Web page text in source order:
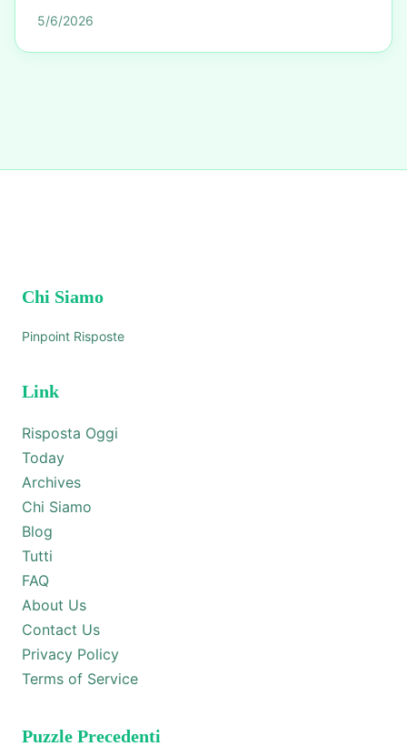
5/6/2026
Chi Siamo
Pinpoint Risposte
Link
Risposta Oggi
Today
Archives
Chi Siamo
Blog
Tutti
FAQ
About Us
Contact Us
Privacy Policy
Terms of Service
Puzzle Precedenti